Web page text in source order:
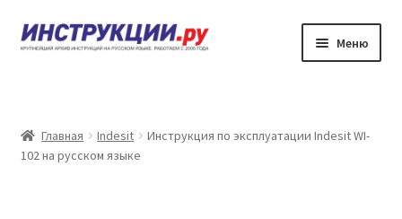
Перейти
к
Перейти
к
Меню
Каталог инструкций по эксплуатации
Главная Indesit
Инструкция по эксплуатации Indesit WI-
102 на русском языке